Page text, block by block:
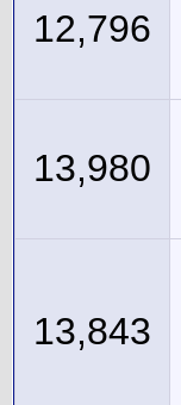
12,796
13,980
13,843